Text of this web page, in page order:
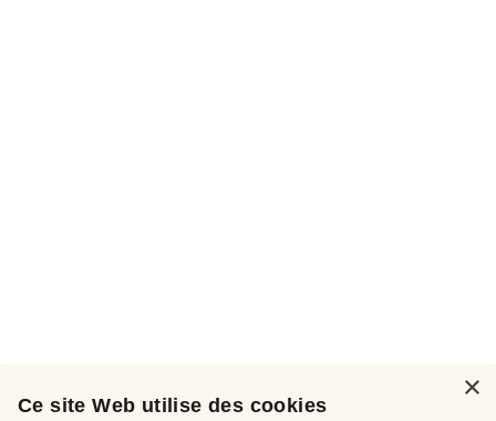
×
Ce site Web utilise des cookies